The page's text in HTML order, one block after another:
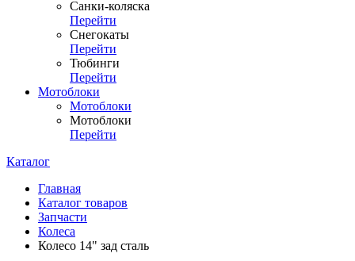
Санки-коляска
Перейти
Снегокаты
Перейти
Тюбинги
Перейти
Мотоблоки
Мотоблоки
Мотоблоки
Перейти
Каталог
Главная
Каталог товаров
Запчасти
Колеса
Колесо 14" зад сталь